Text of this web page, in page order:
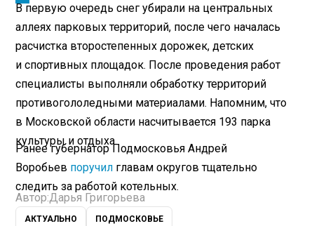
В первую очередь снег убирали на центральных
аллеях парковых территорий, после чего началась
расчистка второстепенных дорожек, детских
и спортивных площадок. После проведения работ
специалисты выполняли обработку территорий
противогололедными материалами. Напомним, что
в Московской области насчитывается 193 парка
культуры и отдыха.
Ранее губернатор Подмосковья Андрей
Воробьев поручил главам округов тщательно
следить за работой котельных.
Автор:Дарья Григорьева
АКТУАЛЬНО ПОДМОСКОВЬЕ